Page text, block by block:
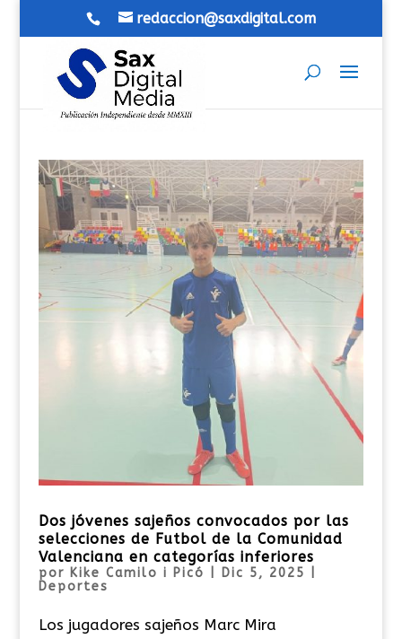
redaccion@saxdigital.com
Dos jóvenes sajeños convocados por las
selecciones de Futbol de la Comunidad
Valenciana en categorías inferiores
por Kike Camilo i Picó Dic 5, 2025
Deportes
Los jugadores sajeños Marc Mira